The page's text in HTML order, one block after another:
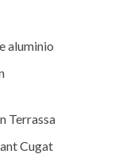
aluminio
Terrassa
Cugat